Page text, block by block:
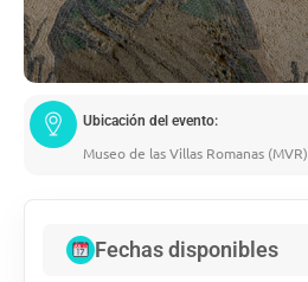
Ubicación del evento:
Museo de las Villas Romanas (MVR)
Fechas disponibles